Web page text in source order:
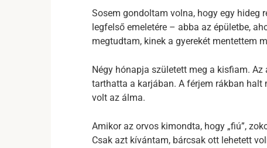
Sosem gondoltam volna, hogy egy hideg
legfelső emeletére – abba az épületbe,
megtudtam, kinek a gyerekét mentettem
Négy hónapja született meg a kisfiam.
tarthatta a karjában. A férjem rákban halt
volt az álma.
Amikor az orvos kimondta, hogy „fiú”,
Csak azt kívántam, bárcsak ott lehetett